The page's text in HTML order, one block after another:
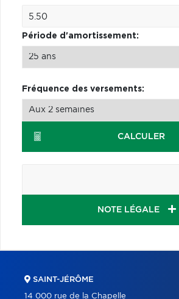
Période d'amortissement:
Fréquence des versements:
CALCULER
NOTE LÉGALE
SAINT-JÉRÔME
14 000 rue de la Chapelle